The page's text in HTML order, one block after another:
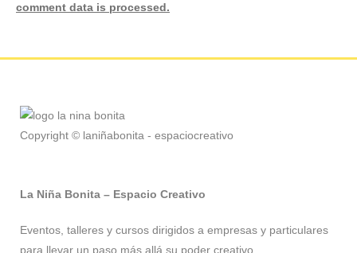
comment data is processed.
Copyright © laniñabonita - espaciocreativo
La Niña Bonita – Espacio Creativo
Eventos, talleres y cursos dirigidos a empresas y particulares
para llevar un paso más allá su poder creativo.